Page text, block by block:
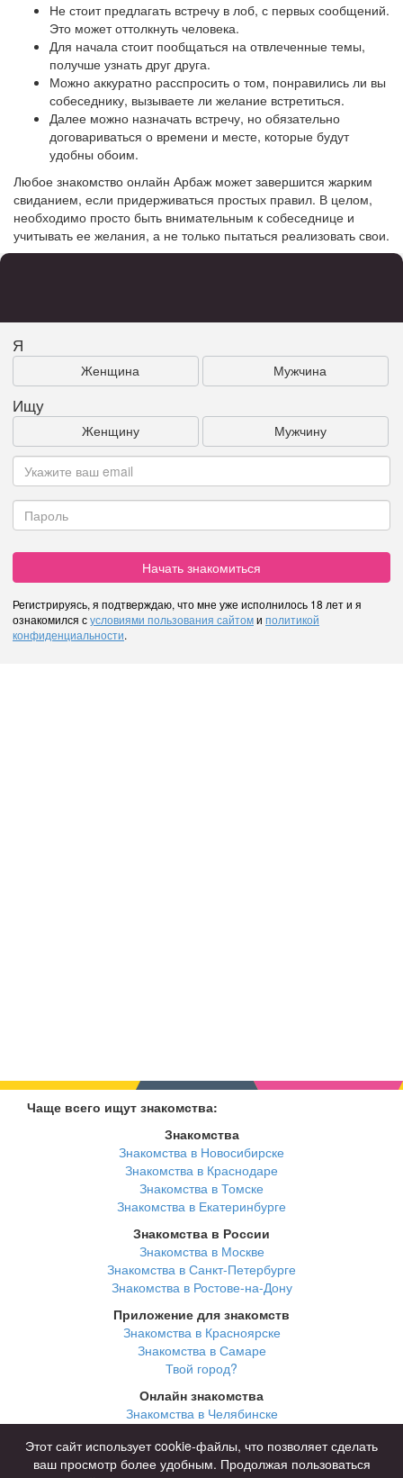
Не стоит предлагать встречу в лоб, с первых сообщений.
Это может оттолкнуть человека.
Для начала стоит пообщаться на отвлеченные темы,
получше узнать друг друга.
Можно аккуратно расспросить о том, понравились ли вы
собеседнику, вызываете ли желание встретиться.
Далее можно назначать встречу, но обязательно
договариваться о времени и месте, которые будут
удобны обоим.
Любое знакомство онлайн Арбаж может завершится жарким
свиданием, если придерживаться простых правил. В целом,
необходимо просто быть внимательным к собеседнице и
учитывать ее желания, а не только пытаться реализовать свои.
Я
Женщина Мужчина
Ищу
Женщину Мужчину
Начать знакомиться
Регистрируясь, я подтверждаю, что мне уже исполнилось 18 лет и я
ознакомился сусловиями пользования сайтоми политикой
конфиденциальности.
Чаще всего ищут знакомства:
Знакомства
Знакомства в Новосибирске
Знакомства в Краснодаре
Знакомства в Томске
Знакомства в Екатеринбурге
Знакомства в России
Знакомства в Москве
Знакомства в Санкт-Петербурге
Знакомства в Ростове-на-Дону
Приложение для знакомств
Знакомства в Красноярске
Знакомства в Самаре
Твой город?
Онлайн знакомства
Знакомства в Челябинске
Знакомства в Нижнем Новгороде
Этот сайт использует cookie-файлы, что позволяет сделать
ваш просмотр более удобным. Продолжая пользоваться